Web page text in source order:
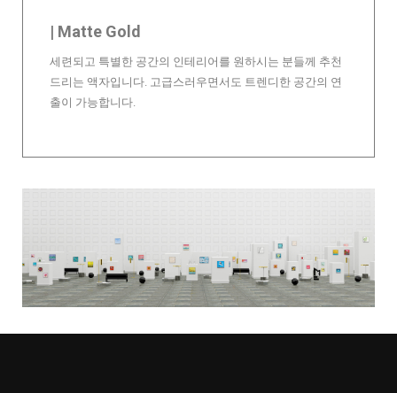
| Matte Gold
세련되고 특별한 공간의 인테리어를 원하시는 분들께 추천
드리는 액자입니다. 고급스러우면서도 트렌디한 공간의 연
출이 가능합니다.